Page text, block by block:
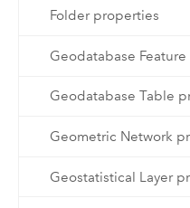
Folder properties
Geodatabase
Geodatabase Table
Geometric Network
Geostatistical Layer